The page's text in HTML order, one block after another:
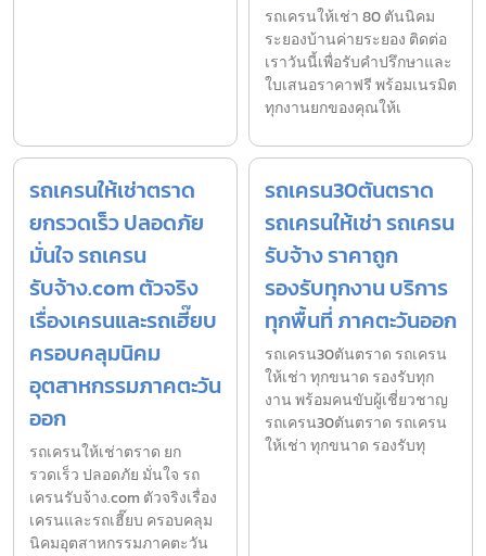
รถเครนให้เช่า 80 ตันนิคม
ระยองบ้านค่ายระยอง ติดต่อ
เราวันนี้เพื่อรับคำปรึกษาและ
ใบเสนอราคาฟรี พร้อมเนรมิต
ทุกงานยกของคุณให้เ
รถเครนให้เช่าตราด
ยกรวดเร็ว ปลอดภัย
มั่นใจ รถเครน
รับจ้าง.com ตัวจริง
เรื่องเครนและรถเฮี๊ยบ
ครอบคลุมนิคม
อุตสาหกรรมภาคตะวัน
ออก
รถเครนให้เช่าตราด ยก
รวดเร็ว ปลอดภัย มั่นใจ รถ
เครนรับจ้าง.com ตัวจริงเรื่อง
เครนและรถเฮี๊ยบ ครอบคลุม
นิคมอุตสาหกรรมภาคตะวัน
รถเครน30ตันตราด
รถเครนให้เช่า รถเครน
รับจ้าง ราคาถูก
รองรับทุกงาน บริการ
ทุกพื้นที่ ภาคตะวันออก
รถเครน30ตันตราด รถเครน
ให้เช่า ทุกขนาด รองรับทุก
งาน พร้อมคนขับผู้เชี่ยวชาญ
รถเครน30ตันตราด รถเครน
ให้เช่า ทุกขนาด รองรับทุ